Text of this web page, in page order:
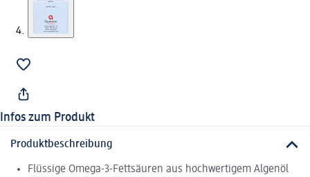
Infos zum Produkt
Produktbeschreibung
Flüssige Omega-3-Fettsäuren aus hochwertigem Algenöl